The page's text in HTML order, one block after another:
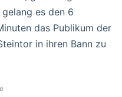
es den 6
das Publikum der
in ihren Bann zu